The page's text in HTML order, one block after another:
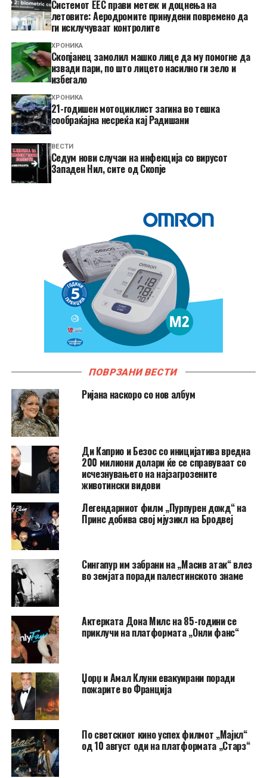
Системот ЕЕС прави метеж и доцнења на
летовите: Аеродромите принудени повремено да
ги исклучуваат контролите
ХРОНИКА
Скопјанец замолил машко лице да му помогне да
извади пари, по што лицето насилно ги зело и
избегало
ХРОНИКА
21-годишен мотоциклист загина во тешка
сообраќајна несреќа кај Радишани
ВЕСТИ
Седум нови случаи на инфекција со вирусот
Западен Нил, сите од Скопје
ПОВРЗАНИ ВЕСТИ
Ријана наскоро со нов албум
Ди Каприо и Безос со иницијатива вредна
200 милиони долари ќе се справуваат со
исчезнувањето на најзагрозените
животински видови
Легендарниот филм „Пурпурен дожд“ на
Принс добива свој мјузикл на Бродвеј
Сингапур им забрани на „Масив атак“ влез
во земјата поради палестинското знаме
Актерката Дона Милс на 85-години се
приклучи на платформата „Онли фанс“
Џорџ и Амал Клуни евакуирани поради
пожарите во Франција
По светскиот кино успех филмот „Мајкл“
од 10 август оди на платформата „Старз“